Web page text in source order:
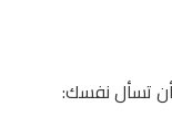
أن تسأل نفسك: